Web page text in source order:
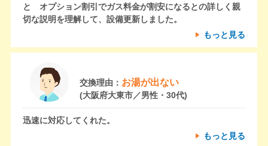
と オプション割引でガス料金が割安になるとの詳しく親
切な説明を理解して、設備更新しました。
もっと見る
交換理由： お湯が出ない
(大阪府大東市／男性・30代)
迅速に対応してくれた。
もっと見る